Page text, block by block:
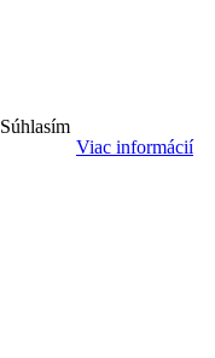
Viac informácií
Súhlasím